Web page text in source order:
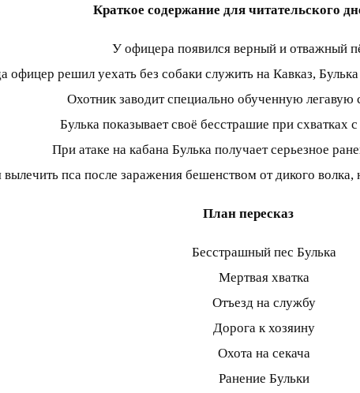
Краткое содержание для читательского
У офицера появился верный и отважный
офицер решил уехать без собаки служить на Кавказ,
Охотник заводит специально обученную легавую
Булька показывает своё бесстрашие при схватках
При атаке на кабана Булька получает серьезное
вылечить пса после заражения бешенством от дикого волка,
План пересказ
Бесстрашный пес Булька
Мертвая хватка
Отъезд на службу
Дорога к хозяину
Охота на секача
Ранение Бульки